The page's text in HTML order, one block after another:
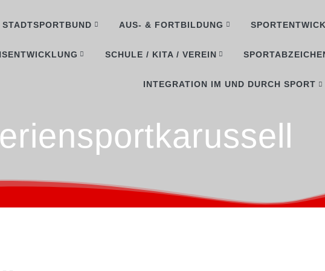
STADTSPORTBUND AUS- & FORTBILDUNG
SCHULE / KITA / VEREIN
INTEGRATION IM UND DURCH SPORT